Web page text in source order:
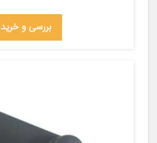
بررسی و خرید